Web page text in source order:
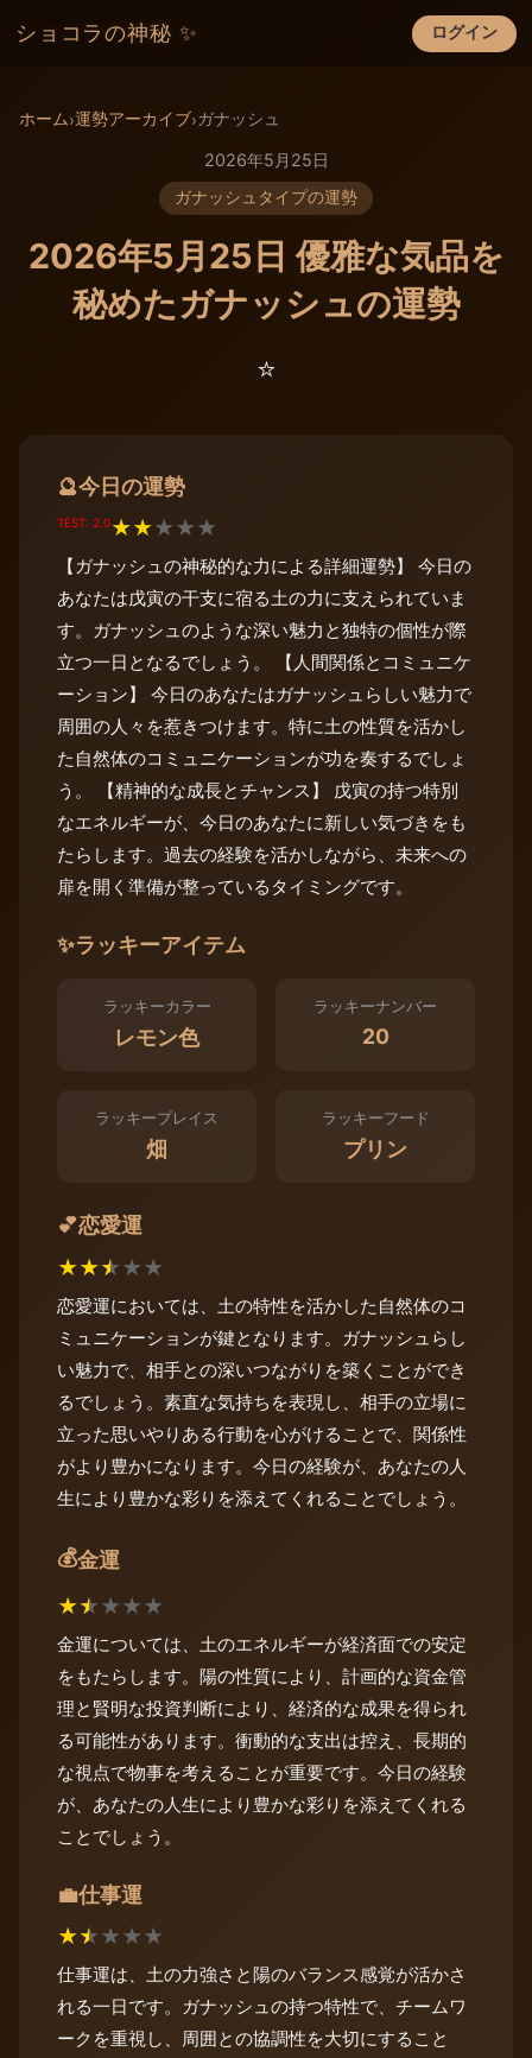
ショコラの神秘 ✨ ログイン
×
ホーム›運勢アーカイブ›ガナッシュ
2026年5月25日
ガナッシュタイプの運勢
2026年5月25日 優雅な気品を
秘めたガナッシュの運勢
⭐️
🔮今日の運勢
TEST: 2.0★★★★★
【ガナッシュの神秘的な力による詳細運勢】 今日の
あなたは戊寅の干支に宿る土の力に支えられていま
す。ガナッシュのような深い魅力と独特の個性が際
立つ一日となるでしょう。 【人間関係とコミュニケ
ーション】 今日のあなたはガナッシュらしい魅力で
周囲の人々を惹きつけます。特に土の性質を活かし
た自然体のコミュニケーションが功を奏するでしょ
う。 【精神的な成長とチャンス】 戊寅の持つ特別
なエネルギーが、今日のあなたに新しい気づきをも
たらします。過去の経験を活かしながら、未来への
扉を開く準備が整っているタイミングです。
✨ラッキーアイテム
ラッキーカラー
レモン色
ラッキーナンバー
20
ラッキープレイス
畑
ラッキーフード
プリン
💕恋愛運
★★★★★
恋愛運においては、土の特性を活かした自然体のコ
ミュニケーションが鍵となります。ガナッシュらし
い魅力で、相手との深いつながりを築くことができ
るでしょう。素直な気持ちを表現し、相手の立場に
立った思いやりある行動を心がけることで、関係性
がより豊かになります。今日の経験が、あなたの人
生により豊かな彩りを添えてくれることでしょう。
💰金運
★★★★★
金運については、土のエネルギーが経済面での安定
をもたらします。陽の性質により、計画的な資金管
理と賢明な投資判断により、経済的な成果を得られ
る可能性があります。衝動的な支出は控え、長期的
な視点で物事を考えることが重要です。今日の経験
が、あなたの人生により豊かな彩りを添えてくれる
ことでしょう。
💼仕事運
★★★★★
仕事運は、土の力強さと陽のバランス感覚が活かさ
れる一日です。ガナッシュの持つ特性で、チームワ
ークを重視し、周囲との協調性を大切にすること